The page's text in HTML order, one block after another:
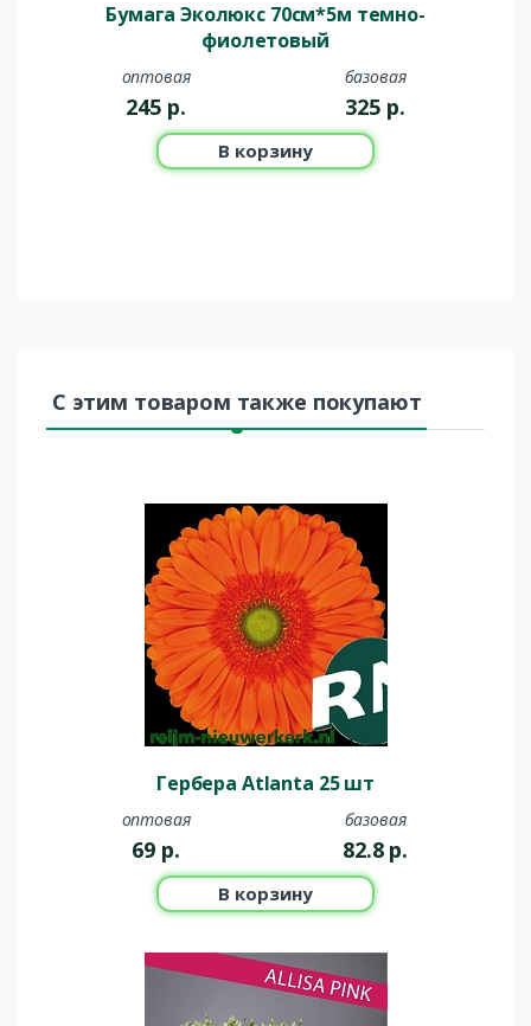
Бумага Эколюкс 70см*5м темно-
фиолетовый
оптовая
245 р.
базовая
325 р.
В корзину
С этим товаром также покупают
Гербера Atlanta 25 шт
оптовая
69 р.
базовая
82.8 р.
В корзину